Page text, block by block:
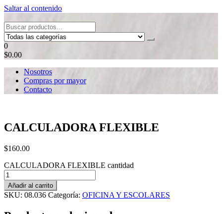
Saltar al contenido
Tel: 22087679 – Cel: 097 822122 – Joaquín Requena 2459
0
$0.00
Nosotros
Compras por mayor
Contacto
CALCULADORA FLEXIBLE
$160.00
CALCULADORA FLEXIBLE cantidad
Añadir al carrito
SKU: 08.036 Categoría: OFICINA Y ESCOLARES